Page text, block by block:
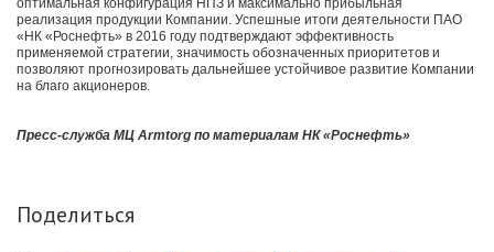
оптимальная конфигурация НПЗ и максимально прибыльная
реализация продукции Компании. Успешные итоги деятельности ПАО
«НК «Роснефть» в 2016 году подтверждают эффективность
применяемой стратегии, значимость обозначенных приоритетов и
позволяют прогнозировать дальнейшее устойчивое развитие Компании
на благо акционеров.
Пресс-служба МЦ Armtorg по материалам НК«Роснефть»
Поделиться